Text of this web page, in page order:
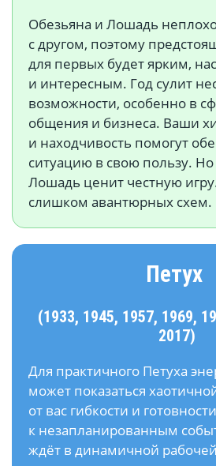
Обезьяна и Лошадь
с другом, поэтому
для первых будет ярким,
и интересным. Год сулит
возможности, особенно в
общения и бизнеса. Ваши
и находчивость помогут
ситуацию в свою пользу.
Лошадь ценит честную
слишком авантюрных схем.
Петух
(1933, 1945, 1957, 1969,
2017)
Для практичного Петуха
может показаться
от вас гибкости и готовности
к незапланированным
ждёт в динамичной